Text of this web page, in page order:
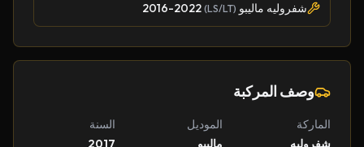
شفروليه ماليبو (LS/LT)
وصف المركبة
الماركة
الموديل
السنة